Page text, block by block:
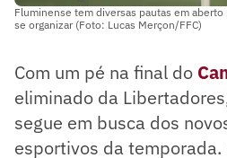
Fluminense tem diversas pautas em
se organizar (Foto: Lucas Merçon/FFC)
Com um pé na final do
eliminado da
segue em busca dos
esportivos da temporada.